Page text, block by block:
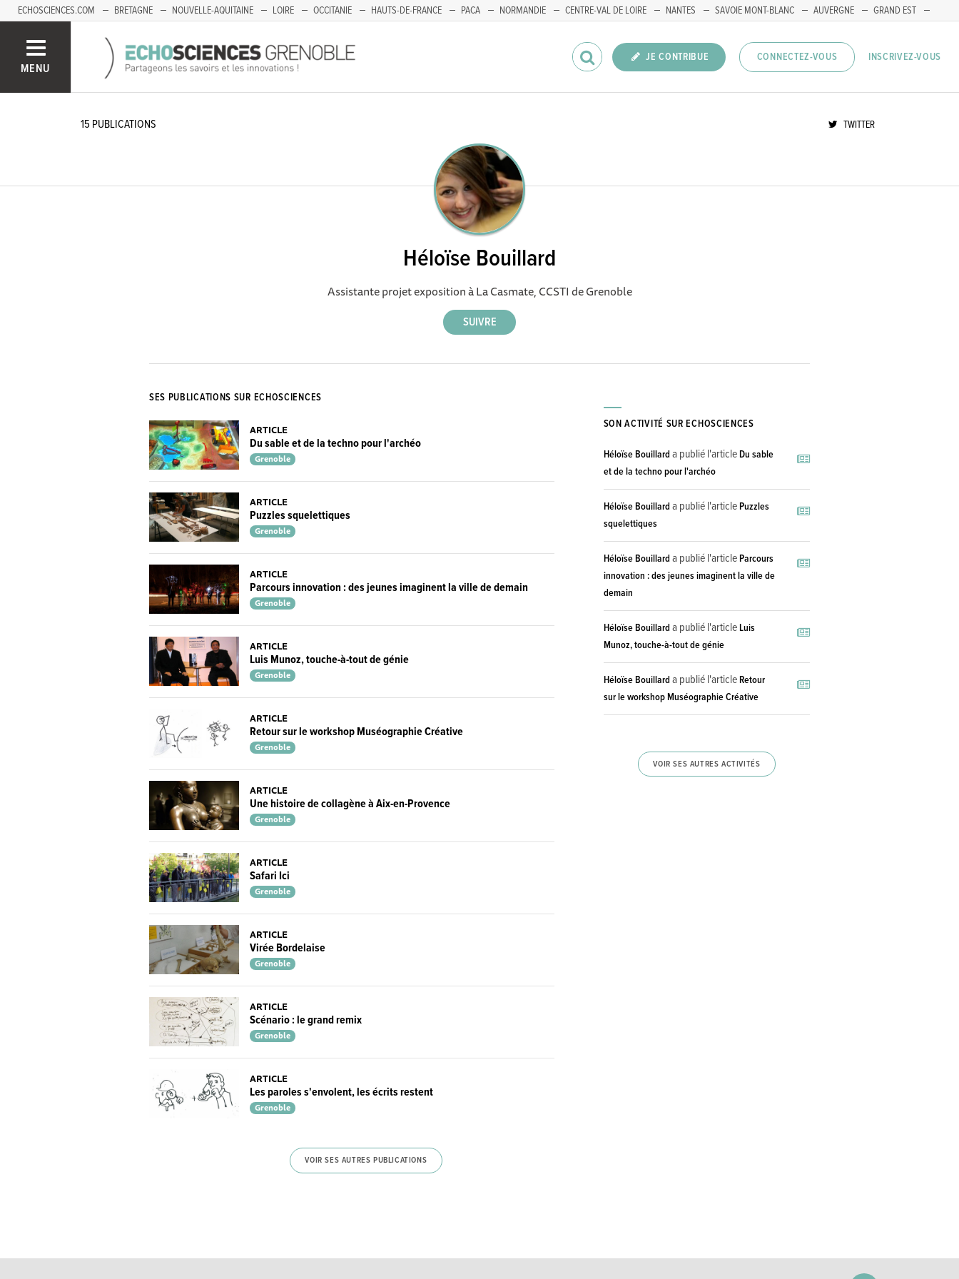
ECHOSCIENCES.COM BRETAGNE NOUVELLE-AQUITAINE LOIRE OCCITANIE HAUTS-DE-FRANCE PACA NORMANDIE CENTRE-VAL DE LOIRE NANTES SAVOIE MONT-BLANC AUVERGNE
GRAND EST
MENU
JE CONTRIBUE CONNECTEZ-VOUS INSCRIVEZ-VOUS
TWITTER
15 PUBLICATIONS
Héloïse Bouillard
Assistante projet exposition à La Casmate, CCSTI de Grenoble
SES PUBLICATIONS SUR ECHOSCIENCES
ARTICLE
Du sable et de la techno pour l'archéo
Grenoble
ARTICLE
Puzzles squelettiques
Grenoble
ARTICLE
Parcours innovation : des jeunes imaginent la ville de demain
Grenoble
ARTICLE
Luis Munoz, touche-à-tout de génie
Grenoble
ARTICLE
Retour sur le workshop Muséographie Créative
Grenoble
ARTICLE
Une histoire de collagène à Aix-en-Provence
Grenoble
ARTICLE
Safari Ici
Grenoble
ARTICLE
Virée Bordelaise
Grenoble
ARTICLE
Scénario : le grand remix
Grenoble
ARTICLE
Les paroles s'envolent, les écrits restent
Grenoble
VOIR SES AUTRES PUBLICATIONS
SON ACTIVITÉ SUR ECHOSCIENCES
Héloïse Bouillard a publié l'articleDu sable
et de la techno pour l'archéo
Héloïse Bouillard a publié l'articlePuzzles
squelettiques
Héloïse Bouillard a publié l'articleParcours
innovation : des jeunes imaginent la ville de
demain
Héloïse Bouillard a publié l'articleLuis
Munoz, touche-à-tout de génie
Héloïse Bouillard a publié l'articleRetour
sur le workshop Muséographie Créative
VOIR SES AUTRES ACTIVITÉS